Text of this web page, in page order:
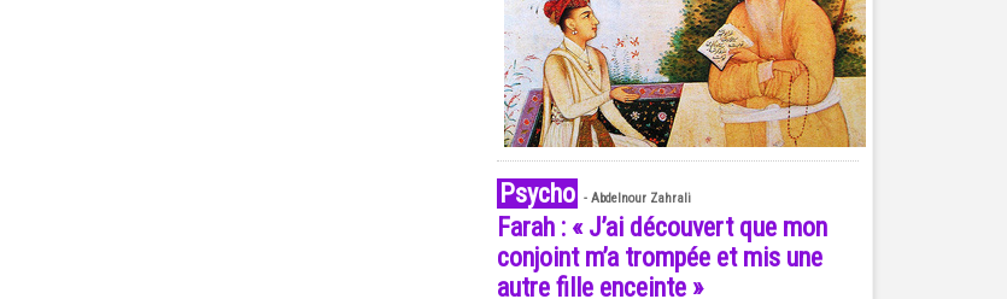
Psycho - Abdelnour Zahrali
Farah : « J’ai découvert que mon
conjoint m’a trompée et mis une
autre fille enceinte »